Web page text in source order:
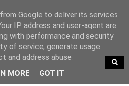
Google to deliver its services
IP address and user-agent are
with performance and security
of service, generate usage
and address abuse.
MORE
GOT IT